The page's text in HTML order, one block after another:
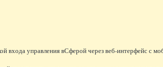
входа управления вСферой через веб-интерфейс с